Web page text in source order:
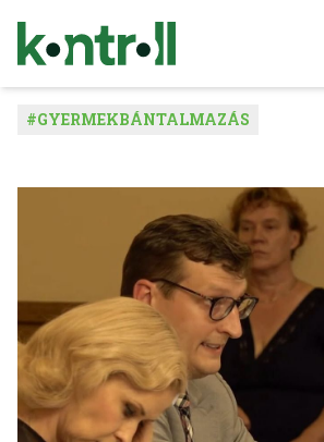
#GYERMEKBÁNTALMAZÁS